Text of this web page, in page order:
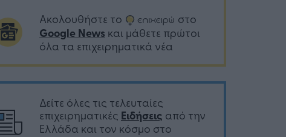
Ακολουθήστε το στο
Google News και μάθετε πρώτοι
όλα τα επιχειρηματικά νέα
Δείτε όλες τις τελευταίες
επιχειρηματικές Ειδήσεις από την
Ελλάδα και τον κόσμο στο